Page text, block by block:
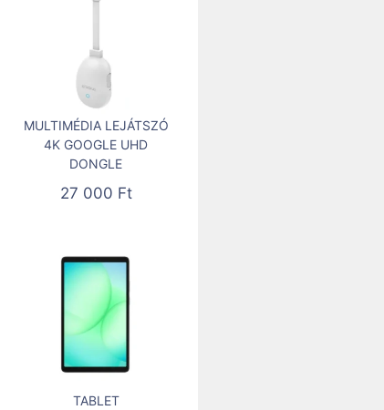
MULTIMÉDIA LEJÁTSZÓ
4K GOOGLE UHD
DONGLE
27 000 Ft
TABLET